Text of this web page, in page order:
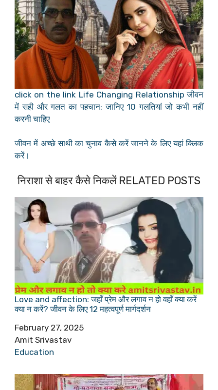
click on the link Life Changing Relationship जीवन
में सही और गलत का पहचान: जानिए 10 गलतियां जो कभी नहीं
करनी चाहिए
जीवन में अच्छे साथी का चुनाव कैसे करें जानने के लिए यहां क्लिक
करें।
निराशा से बाहर कैसे निकलें RELATED POSTS
Love and affection: जहाँ प्रेम और लगाव न हो वहाँ क्या करें
क्या न करें? जीवन के लिए 12 महत्वपूर्ण मार्गदर्शन
Date
February 27, 2025
Author
Amit Srivastav
In relation to
Education